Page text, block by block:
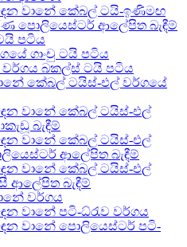
වානේ කේබල් ටයි-ඉණිමඟ
පොලියෙස්ටර් ආලේපිත බැඳීම්
පටිය
ගාංචු ටයි පටිය
වර්ගය බකල්ස් ටයි පටිය
කේබල් ටයිස්-එල් වර්ගයේ
වානේ කේබල් ටයිස්-එල්
බැඳීම්
වානේ කේබල් ටයිස්-එල්
ආලේපිත බැඳීම්
වානේ කේබල් ටයිස්-එල්
ආලේපිත බැඳීම්
වර්ගය
වානේ පටි-ධ්රැව වර්ගය
වානේ පොලියෙස්ටර් පටි-